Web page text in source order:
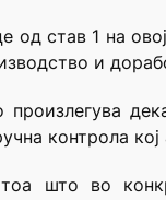
од став 1 на
и
произлегува
контрола
што во